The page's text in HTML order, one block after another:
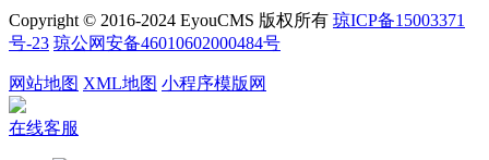
Copyright © 2016-2024 EyouCMS 版权所有 琼ICP备15003371
号-23 琼公网安备46010602000484号
网站地图 XML地图 小程序模版网
在线客服